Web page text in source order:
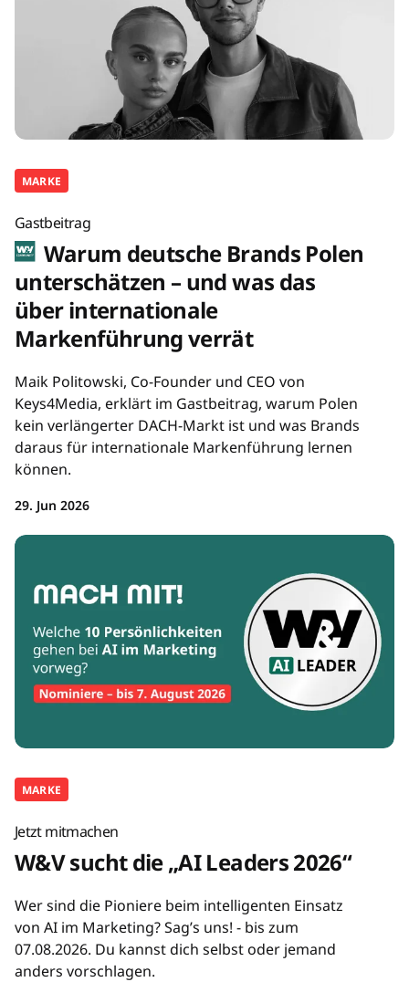
MARKE
Gastbeitrag
Warum deutsche Brands Polen
unterschätzen – und was das
über internationale
Markenführung verrät
Maik Politowski, Co-Founder und CEO von
Keys4Media, erklärt im Gastbeitrag, warum Polen
kein verlängerter DACH-Markt ist und was Brands
daraus für internationale Markenführung lernen
können.
29. Jun 2026
MARKE
Jetzt mitmachen
W&V sucht die „AI Leaders 2026“
Wer sind die Pioniere beim intelligenten Einsatz
von AI im Marketing? Sag’s uns! - bis zum
07.08.2026. Du kannst dich selbst oder jemand
anders vorschlagen.